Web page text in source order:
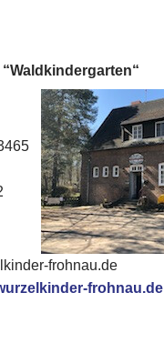
frohnau.de
frohnau.de